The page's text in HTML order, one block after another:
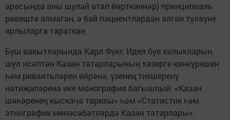
арасында аны шулай атап йөрткәннәр) принципиаль
рәвештә алмаган, ә бай пациентлардан алган түләүне
ярлыларга тараткан.
Буш вакытларында Карл Фукс Идел буе халыкларын,
шул исәптән Казан татарларының хәзерге көнкүрешен
һәм риваятьләрен өйрәнә, үзенең тикшеренү
нәтиҗәләренә ике монография багышлый: «Казан
шәһәренең кыскача тарихы» һәм «Статистик һәм
этнографик мөнәсәбәтләрдә Казан татарлары».